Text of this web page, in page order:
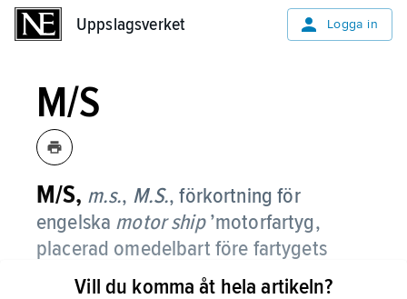
Uppslagsverket Logga in
M/S
M/S, m.s., M.S.,förkortning för
engelska motor ship’motorfartyg,
placerad omedelbart före fartygets
namn, t.ex. M/S Gripsholm.
Vill du komma åt hela artikeln?